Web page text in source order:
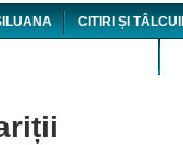
CITIRI ȘI